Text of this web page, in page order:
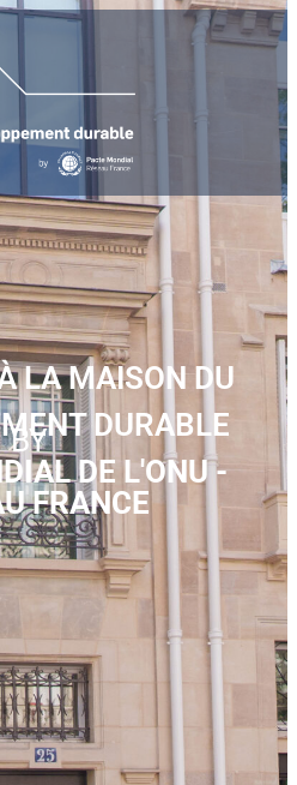
LA MAISON DU
DURABLE
BY
DE L'ONU -
FRANCE